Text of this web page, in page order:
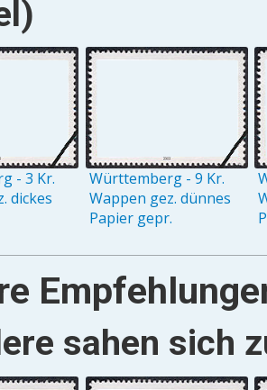
- 3 Kr.
dickes
Württemberg - 9 Kr.
Wappen gez. dünnes
Papier gepr.
sahen sich